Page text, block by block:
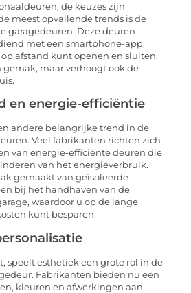
de keuzes zijn
meest opvallende trends is de
garagedeuren. Deze deuren
met een smartphone-app,
afstand kunt openen en sluiten.
maar verhoogt ook de
en energie-efficiëntie
andere belangrijke trend in de
Veel fabrikanten richten zich
van energie-efficiënte deuren die
van het energieverbruik.
gemaakt van geïsoleerde
bij het handhaven van de
waardoor u op de lange
kunt besparen.
speelt esthetiek een grote rol in de
Fabrikanten bieden nu een
kleuren en afwerkingen aan,